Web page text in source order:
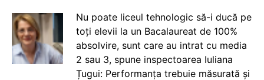
Nu poate liceul tehnologic să-i ducă pe
toți elevii la un Bacalaureat de 100%
absolvire, sunt care au intrat cu media
2 sau 3, spune inspectoarea Iuliana
Țugui: Performanța trebuie măsurată și